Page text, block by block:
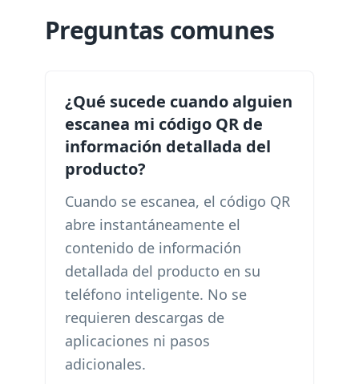
Preguntas comunes
¿Qué sucede cuando alguien
escanea mi código QR de
información detallada del
producto?
Cuando se escanea, el código QR
abre instantáneamente el
contenido de información
detallada del producto en su
teléfono inteligente. No se
requieren descargas de
aplicaciones ni pasos
adicionales.